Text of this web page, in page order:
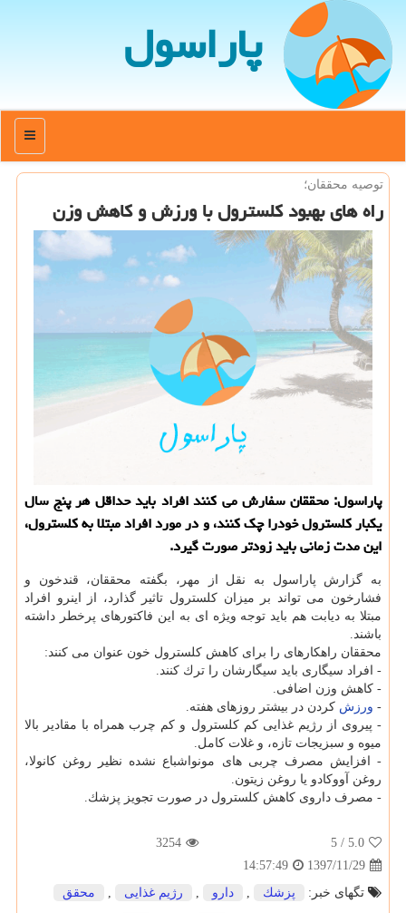
پاراسول
منو
توصیه محققان؛
راه های بهبود كلسترول با ورزش و كاهش وزن
پاراسول: محققان سفارش می كنند افراد باید حداقل هر پنج سال
یكبار كلسترول خودرا چك كنند، و در مورد افراد مبتلا به كلسترول،
این مدت زمانی باید زودتر صورت گیرد.
به گزارش پاراسول به نقل از مهر، بگفته محققان، قندخون و
فشارخون می تواند بر میزان كلسترول تاثیر گذارد، از اینرو افراد
مبتلا به دیابت هم باید توجه ویژه ای به این فاكتورهای پرخطر داشته
باشند.
محققان راهكارهای را برای كاهش كلسترول خون عنوان می كنند:
- افراد سیگاری باید سیگارشان را ترك كنند.
- كاهش وزن اضافی.
- ورزش كردن در بیشتر روزهای هفته.
- پیروی از رژیم غذایی كم كلسترول و كم چرب همراه با مقادیر بالا
میوه و سبزیجات تازه، و غلات كامل.
- افزایش مصرف چربی های مونواشباع نشده نظیر روغن كانولا،
روغن آووكادو یا روغن زیتون.
- مصرف داروی كاهش كلسترول در صورت تجویز پزشك.
5.0
/ 5
3254
1397/11/29
14:57:49
تگهای خبر:
پزشك , دارو , رژیم غذایی , محقق